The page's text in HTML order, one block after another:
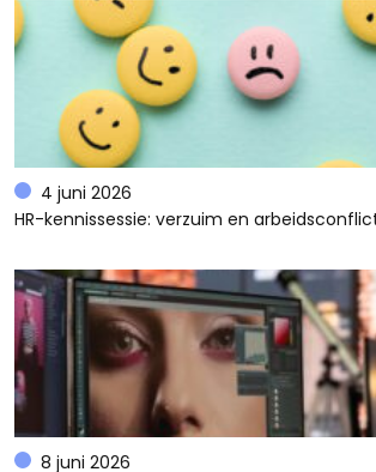
4 juni 2026
HR-kennissessie: verzuim en
8 juni 2026